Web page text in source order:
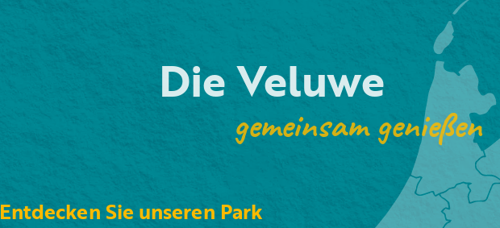
Die Veluwe
gemeinsam genießen
Entdecken Sie unseren Park